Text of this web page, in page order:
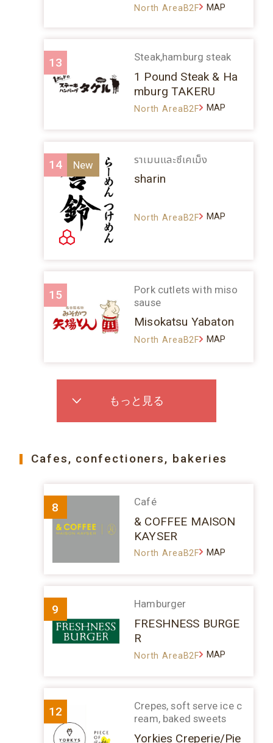
North AreaB2F MAP
13 Steak,hamburg steak
1 Pound Steak & Ha
mburg TAKERU
North AreaB2F MAP
14 ราเมนและซึเคเม็ง
sharin
North AreaB2F MAP
15
Pork cutlets with miso
sause
Misokatsu Yabaton
North AreaB2F MAP
もっと見る
Cafes, confectioners, bakeries
8 Café
& COFFEE MAISON
KAYSER
North AreaB2F MAP
9 Hamburger
FRESHNESS BURGE
R
North AreaB2F MAP
12
Crepes, soft serve ice c
ream, baked sweets
Yorkies Creperie/Pie